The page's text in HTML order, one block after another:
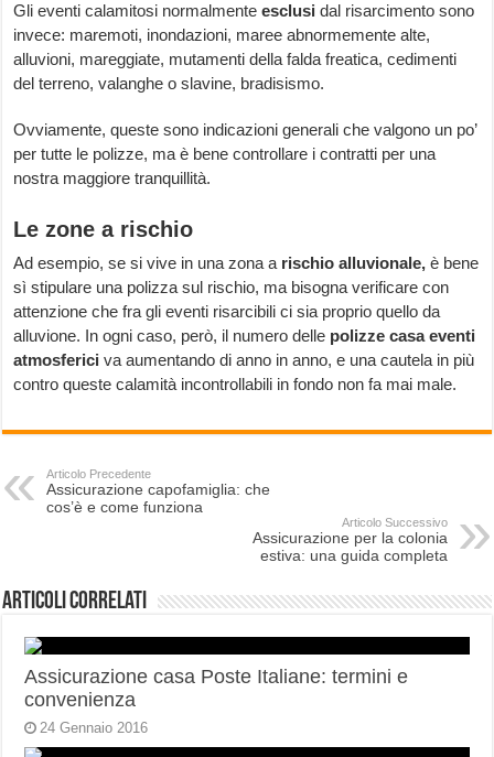
Gli eventi calamitosi normalmente esclusi dal risarcimento sono
invece: maremoti, inondazioni, maree abnormemente alte,
alluvioni, mareggiate, mutamenti della falda freatica, cedimenti
del terreno, valanghe o slavine, bradisismo.
Ovviamente, queste sono indicazioni generali che valgono un po’
per tutte le polizze, ma è bene controllare i contratti per una
nostra maggiore tranquillità.
Le zone a rischio
Ad esempio, se si vive in una zona a rischio alluvionale, è bene
sì stipulare una polizza sul rischio, ma bisogna verificare con
attenzione che fra gli eventi risarcibili ci sia proprio quello da
alluvione. In ogni caso, però, il numero delle polizze casa eventi
atmosferici va aumentando di anno in anno, e una cautela in più
contro queste calamità incontrollabili in fondo non fa mai male.
Articolo Precedente
Assicurazione capofamiglia: che
cos’è e come funziona
Articolo Successivo
Assicurazione per la colonia
estiva: una guida completa
Articoli correlati
Assicurazione casa Poste Italiane: termini e
convenienza
24 Gennaio 2016